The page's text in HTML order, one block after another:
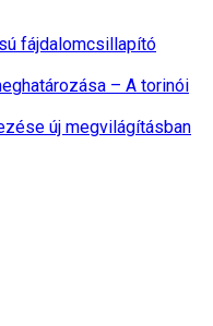
fájdalomcsillapító
– A torinói
új megvilágításban